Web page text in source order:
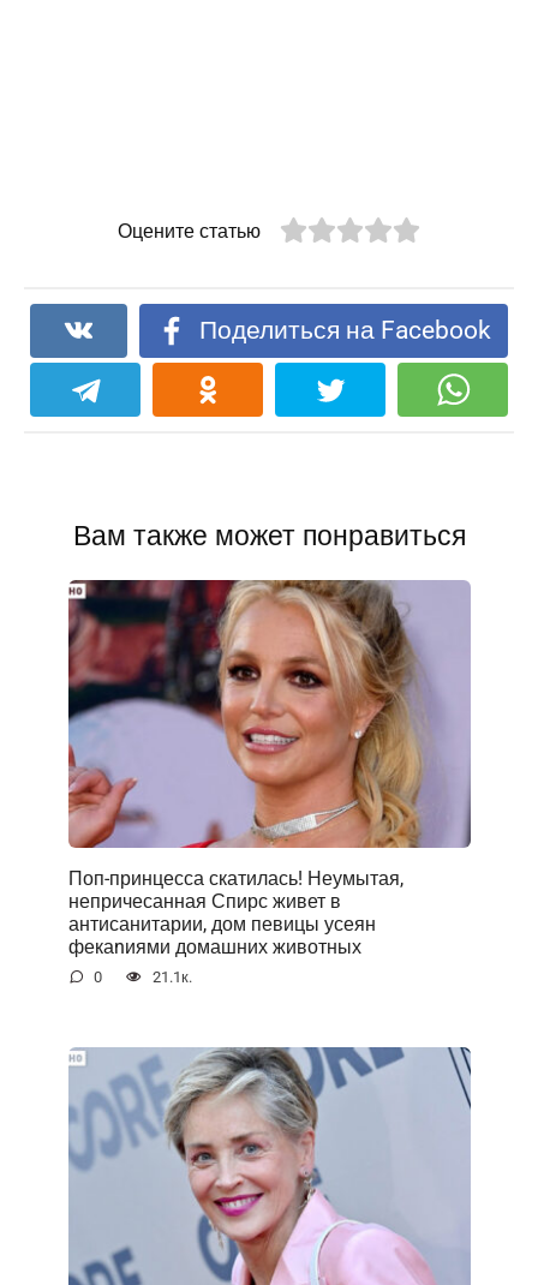
Оцените статью
Поделиться на Facebook
Вам также может понравиться
Поп-принцесса скатилась! Неумытая,
непричесанная Спирс живет в
антисанитарии, дом певицы усеян
фекаnиями домашних животных
0 21.1к.